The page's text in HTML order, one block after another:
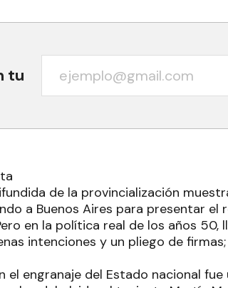
tu
de la provincialización
a Buenos Aires para presentar el
en la política real de los años 50,
intenciones y un pliego de
el engranaje del Estado nacional